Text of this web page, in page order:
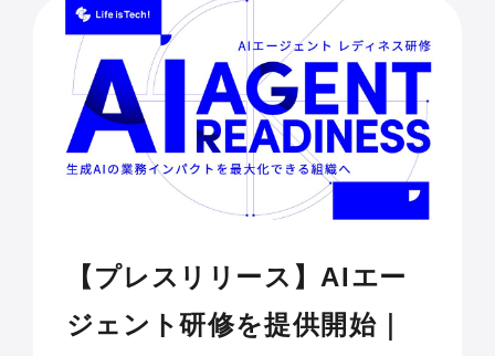
【プレスリリース】AIエー
ジェント研修を提供開始｜